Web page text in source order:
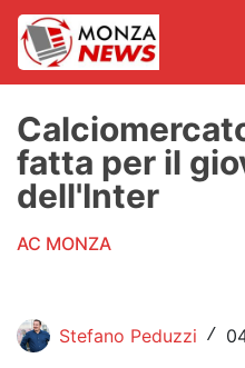
News
AC Monza
Motori
fatta per il
dell'Inter
AC MONZA
Stefano Peduzzi /